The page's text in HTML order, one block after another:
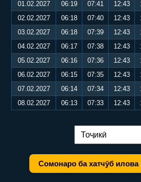
01.02.2027
06:19 07:41 12:43
02.02.2027
06:18 07:40 12:43
03.02.2027
06:18 07:39 12:43
04.02.2027
06:17 07:38 12:43
05.02.2027
06:16 07:36 12:43
06.02.2027
06:15 07:35 12:43
07.02.2027
06:14 07:34 12:43
08.02.2027
06:13 07:33 12:43
Иваз кардани
Сомонаро ба хатчӯб илова